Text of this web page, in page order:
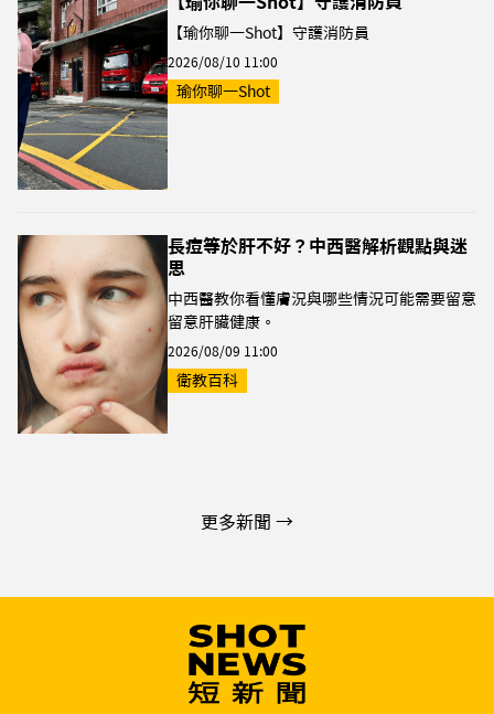
【瑜你聊一Shot】守護消防員
2026/08/10 11:00
瑜你聊一Shot
長痘等於肝不好？中西醫解析觀點與迷
思
中西醫教你看懂膚況與哪些情況可能需要留意
留意肝臟健康。
2026/08/09 11:00
衛教百科
更多新聞 →